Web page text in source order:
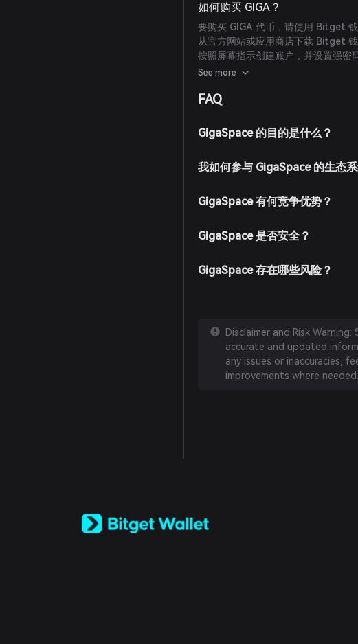
如何购买 GIGA？
要购买 GIGA 代币，请使用 Bitget 钱
从官方网站或应用商店下载 Bitget 钱
按照屏幕指示创建账户，并设置强密
通过支持的支付方式存入加密货币或
选择所需交易对（例如 GIGA/USDT
See more
FAQ
GigaSpace 的目的是什么？
我如何参与 GigaSpace 的生态系
GigaSpace 有何竞争优势？
GigaSpace 是否安全？
GigaSpace 存在哪些风险？
Disclaimer and Risk
accurate and updated
any issues or inaccuracies,
improvements where needed.
Español (Latinoamérica)